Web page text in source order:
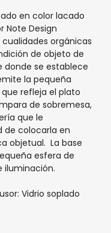
en color lacado
Note Design
orgánicas
de objeto de
donde se establece
la pequeña
refleja el plato
de sobremesa,
que le
de colocarla en
objetual. La base
esfera de
iluminación.
Vidrio soplado